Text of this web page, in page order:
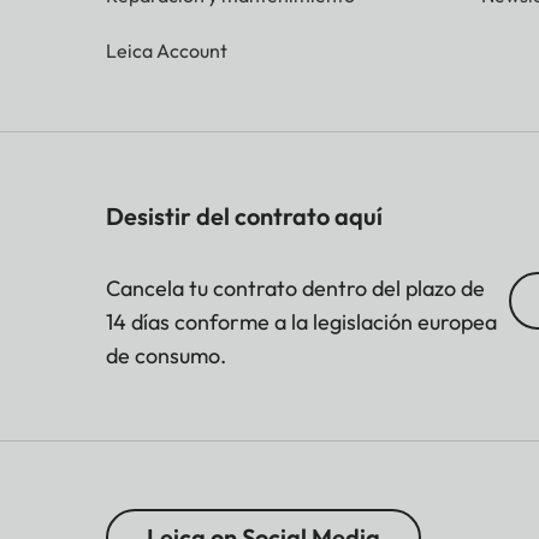
Leica Account
Desistir del contrato aquí
Cancela tu contrato dentro del plazo de
14 días conforme a la legislación europea
de consumo.